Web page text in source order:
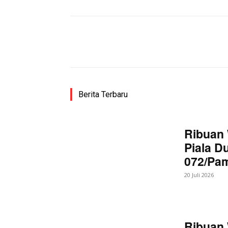
Berita Terbaru
Ribuan
Piala
072/
20 Juli 2026